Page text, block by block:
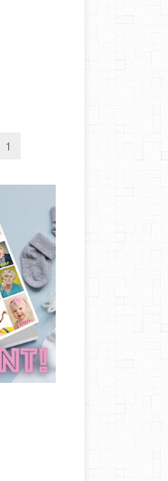
1